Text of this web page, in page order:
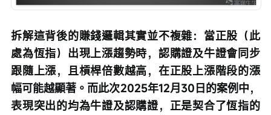
拆解這背後的賺錢邏輯其實並不複雜：當正股（此
處為恆指）出現上漲趨勢時，認購證及牛證會同步
跟隨上漲，且槓桿倍數越高，在正股上漲階段的漲
幅可能越顯著。而此次2025年12月30日的案例中，
表現突出的均為牛證及認購證，正是契合了恆指的